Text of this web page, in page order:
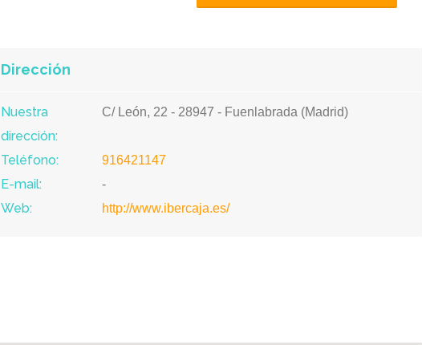
Dirección
Nuestra
dirección:
C/ León, 22 - 28947 - Fuenlabrada (Madrid)
Teléfono: 916421147
E-mail: -
Web: http://www.ibercaja.es/